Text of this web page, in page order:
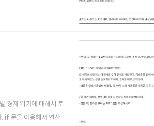
경제 위기에 대해서 토
if 문을 이용해서 연산